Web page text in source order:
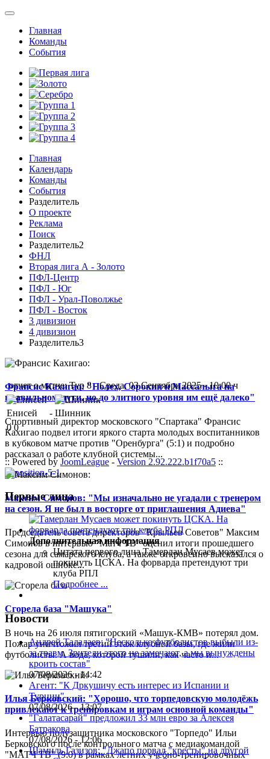
Главная
Команды
События
Главная
Календарь
Команды
События
Разделитель
О проекте
Реклама
Поиск
Разделитель2
ФНЛ
Вторая лига А - Золото
ПФЛ-Центр
ПФЛ - Юг
ПФЛ - Урал-Поволжье
ПФЛ - Восток
3 дивизион
4 дивизион
Разделитель3
Франсис Кахигао: "Полех, Сорокин и Массалыга на
правильном пути, но до элитного уровня им ещё далеко"
Спортивный директор московского "Спартака" Франсис
Кахигао подвел итоги яркого старта молодых воспитанников
в кубковом матче против "Оренбурга" (5:1) и подробно
рассказал о работе клубной системы...
Максим Симонов: "Мы изначально не угадали с тренером
на сезон. Я не был в восторге от приглашения Адиева"
Председатель совета директоров "Крыльев Советов" Максим
Симонов в интервью "Матч ТВ" оценил итоги прошедшего
сезона для самарского клуба, а также откровенно высказался о
кадровой ошибке...
Сгорела база "Машука"
В ночь на 26 июля пятигорский «Машук-КМВ» потерял дом.
Пожар уничтожил третий этаж клубной базы, где жили
футболисты. А вода, которой тушили, как часто и...
Илья Берковский: "Хорошо, что торпедовскую молодёжь
привлекают к тренировкам и играм основной команды"
Интервью полузащитника московского "Торпедо" Ильи
Берковского после контрольного матча с медиакомандой
"МАТЧ ТВ" (9:0) в рамках летних учебно-тренировочных
отчет о матче: Тур 8 - Среда, 03 Сентябрь 2025 - 10:00 ч
Енисей - Шинник
0 0
:: Powered by JoomLeague - Version 2.92.222.b1f70a5 ::
Первые лица
Дополнительная информация
Цитата первого лица Тамерлан Мусаев может
покинуть ЦСКА. На форварда претендуют три
клуба РПЛ
Подробнее ...
Новости
Андрей Талалаев: "Несколько футболистов выбыли из-
за травм. Зрители этого не замечают, а мы вынуждены
кроить состав"
07/08/2026 - 14:42
Агент: "К Дркушичу есть интерес из Испании и
Турции"
07/08/2026 - 13:07
"Галатасарай" предложил 33 млн евро за Алексея
Батракова
07/08/2026 - 12:06
Шамиль Газизов: "Джапо порвал "кресты" на другой